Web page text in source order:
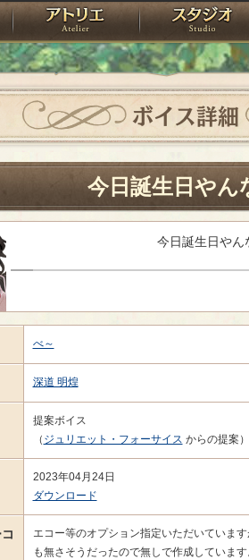
ローレット アトリエ
ボイス詳細
今日誕生日やん
今日誕生日やん
べ～
深道 明煌
提案ボイス
（ ジュリエット・フォーサイス からの提案）
2023年04月24日
ダウンロード
エコー等のオプション指定いただいていま
も無さそうだったので無しで作成しています